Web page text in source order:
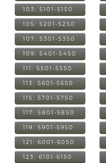
103: 5101-5150
105: 5201-5250
107: 5301-5350
109: 5401-5450
111: 5501-5550
113: 5601-5650
115: 5701-5750
117: 5801-5850
119: 5901-5950
121: 6001-6050
123: 6101-6150